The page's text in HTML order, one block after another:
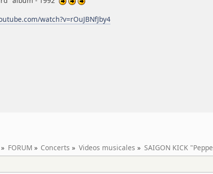
watch?v=rOuJBNfJby4
» FORUM » Concerts » Videos musicales » SAIGON KICK